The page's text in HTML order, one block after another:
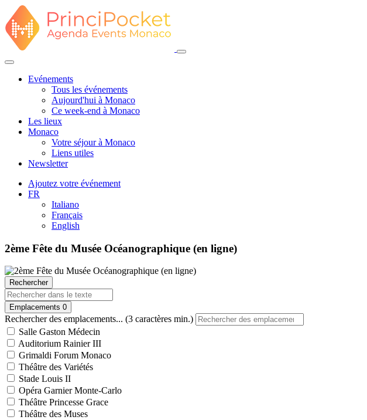
Evénements
Tous les événements
Aujourd'hui à Monaco
Ce week-end à Monaco
Les lieux
Monaco
Votre séjour à Monaco
Liens utiles
Newsletter
Ajoutez votre événement
FR
Italiano
Français
English
2ème Fête du Musée Océanographique (en ligne)
Rechercher
Emplacements 0
Rechercher des emplacements... (3 caractères min.)
Salle Gaston Médecin
Auditorium Rainier III
Grimaldi Forum Monaco
Théâtre des Variétés
Stade Louis II
Opéra Garnier Monte-Carlo
Théâtre Princesse Grace
Théâtre des Muses